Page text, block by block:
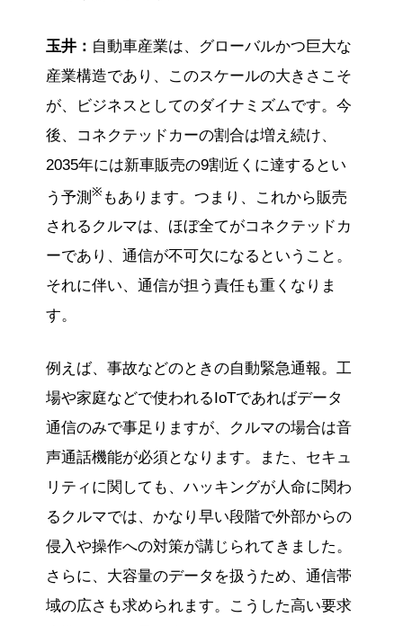
玉井： 自動車産業は、グローバルかつ巨大な
産業構造であり、このスケールの大きさこそ
が、ビジネスとしてのダイナミズムです。今
後、コネクテッドカーの割合は増え続け、
2035年には新車販売の9割近くに達するとい
う予測※ もあります。つまり、これから販売
されるクルマは、ほぼ全てがコネクテッドカ
ーであり、通信が不可欠になるということ。
それに伴い、通信が担う責任も重くなりま
す。
例えば、事故などのときの自動緊急通報。工
場や家庭などで使われるIoTであればデータ
通信のみで事足りますが、クルマの場合は音
声通話機能が必須となります。また、セキュ
リティに関しても、ハッキングが人命に関わ
るクルマでは、かなり早い段階で外部からの
侵入や操作への対策が講じられてきました。
さらに、大容量のデータを扱うため、通信帯
域の広さも求められます。こうした高い要求